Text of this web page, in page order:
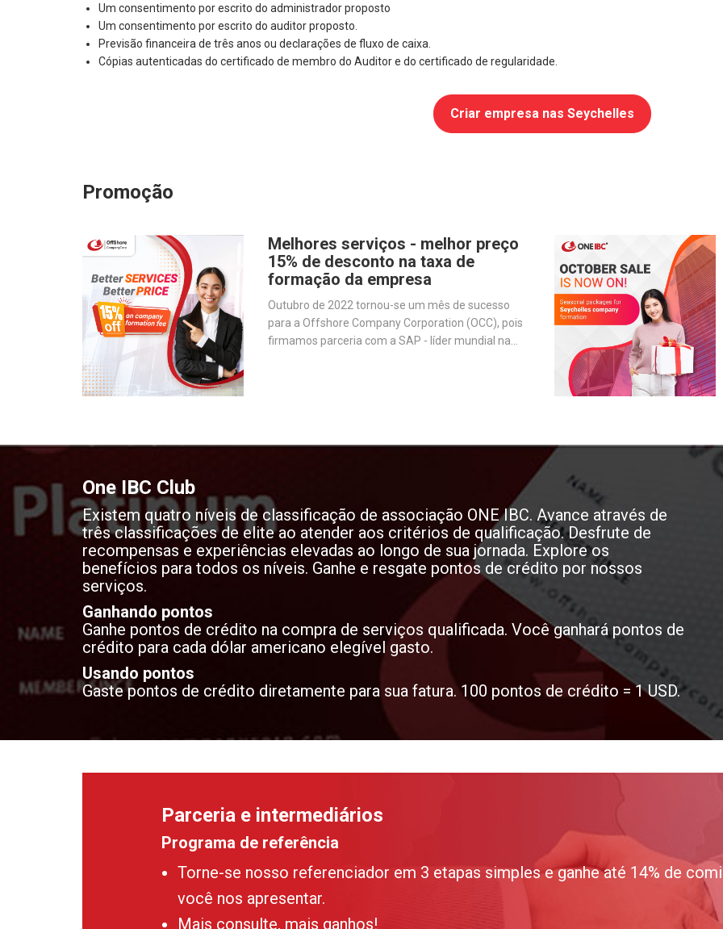
Um consentimento por escrito do administrador proposto
Um consentimento por escrito do auditor proposto.
Previsão financeira de três anos ou declarações de fluxo de caixa.
Cópias autenticadas do certificado de membro do Auditor e do certificado de regularidade.
Criar empresa nas Seychelles
Promoção
Melhores serviços - melhor preço
15% de desconto na taxa de
formação da empresa
Outubro de 2022 tornou-se um mês de sucesso
para a Offshore Company Corporation (OCC), pois
firmamos parceria com a SAP - líder mundial na
One IBC Club
Existem quatro níveis de classificação de associação ONE IBC. Avance através de
três classificações de elite ao atender aos critérios de qualificação. Desfrute de
recompensas e experiências elevadas ao longo de sua jornada. Explore os
benefícios para todos os níveis. Ganhe e resgate pontos de crédito por nossos
serviços.
Ganhando pontos
Ganhe pontos de crédito na compra de serviços qualificada. Você ganhará pontos de
crédito para cada dólar americano elegível gasto.
Usando pontos
Gaste pontos de crédito diretamente para sua fatura. 100 pontos de crédito = 1 USD.
Parceria e intermediários
Programa de referência
Torne-se nosso referenciador em 3 etapas simples e ganhe até 14% de
você nos apresentar.
Mais consulte, mais ganhos!